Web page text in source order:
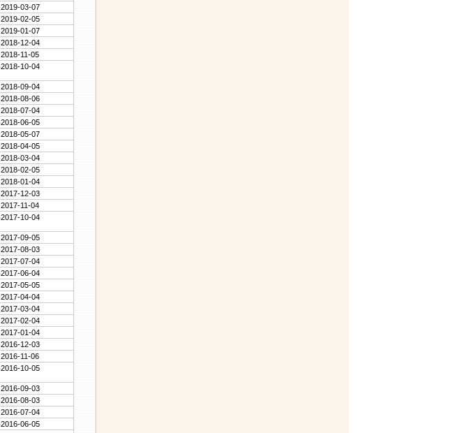
2019-03-07
2019-02-05
2019-01-07
2018-12-04
2018-11-05
2018-10-04
2018-09-04
2018-08-06
2018-07-04
2018-06-05
2018-05-07
2018-04-05
2018-03-04
2018-02-05
2018-01-04
2017-12-03
2017-11-04
2017-10-04
2017-09-05
2017-08-03
2017-07-04
2017-06-04
2017-05-05
2017-04-04
2017-03-04
2017-02-04
2017-01-04
2016-12-03
2016-11-06
2016-10-05
2016-09-03
2016-08-03
2016-07-04
2016-06-05